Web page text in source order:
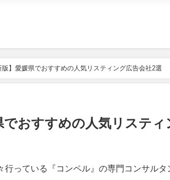
版】愛媛県でおすすめの人気リスティング広告会社2選
でおすすめの人気リステ
っている『コンペル』の専門コンサル